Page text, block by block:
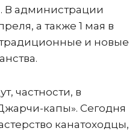
В администрации
а также 1 мая в
традиционные и новые
частности, в
капы». Сегодня
канатоходцы,